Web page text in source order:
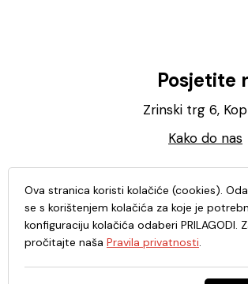
Posjetite
Zrinski trg 6,
Kako do nas
Ova stranica koristi kolačiće (cookies).
se s korištenjem kolačića za koje je
konfiguraciju kolačića odaberi PRILAGODI.
pročitajte naša Pravila privatnosti.